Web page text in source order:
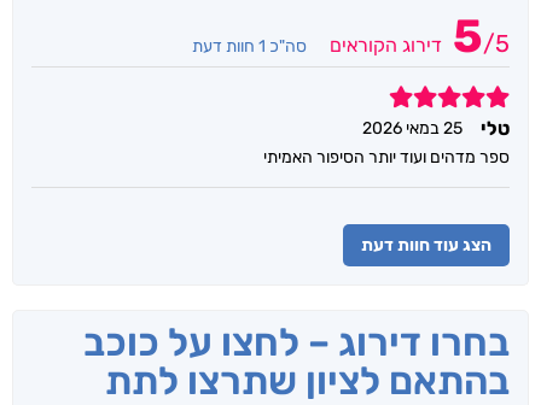
5/5 דירוג הקוראים סה"כ 1 חוות דעת
5
טלי
25 במאי 2026
ספר מדהים ועוד יותר הסיפור האמיתי
הצג עוד חוות דעת
בחרו דירוג – לחצו על כוכב
בהתאם לציון שתרצו לתת